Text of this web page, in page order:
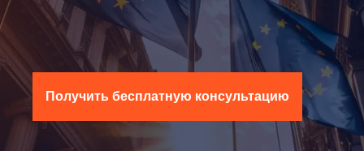
Получить бесплатную консультацию